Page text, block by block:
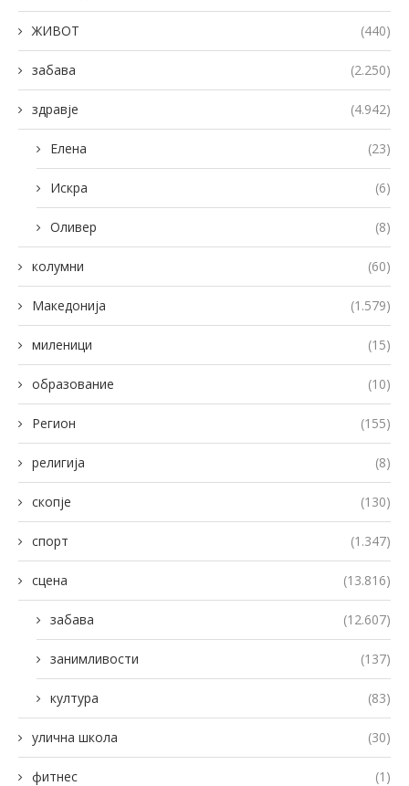
ЖИВОТ (440)
забава (2.250)
здравје (4.942)
Елена (23)
Искра (6)
Оливер (8)
колумни (60)
Македонија (1.579)
миленици (15)
образование (10)
Регион (155)
религија (8)
скопје (130)
спорт (1.347)
сцена (13.816)
забава (12.607)
занимливости (137)
култура (83)
улична школа (30)
фитнес (1)